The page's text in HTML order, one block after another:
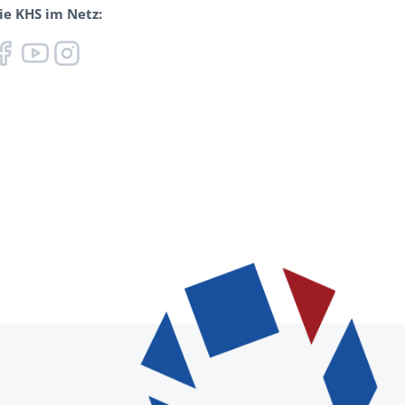
KHS im Netz: